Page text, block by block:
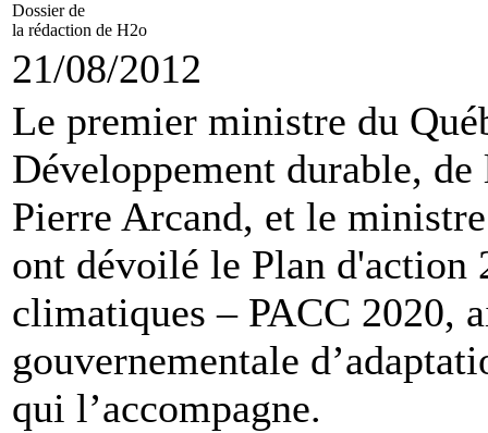
Dossier de
la rédaction de H2o
21/08/2012
Le premier ministre du
Développement durable,
Pierre Arcand, et le
ont dévoilé le Plan d'action
climatiques – PACC 2020,
gouvernementale
qui l’accompagne.